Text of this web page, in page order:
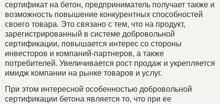
сертификат на бетон, предприниматель получает также и
возможность повышение конкурентных способностей
своего товара. Это связано с тем, что на продукт,
зарегистрированный в системе добровольной
сертификации, повышается интерес со стороны
инвесторов и компаний-партнеров, а также
потребителей. Увеличивается рост продаж и укрепляется
имидж компании на рынке товаров и услуг.
При этом интересной особенностью добровольной
сертификации бетона является то, что при ее